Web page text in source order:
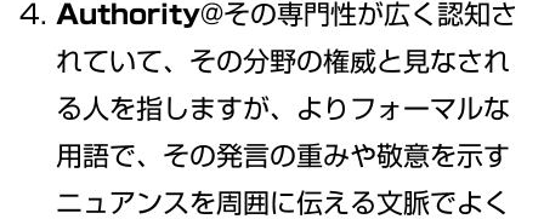
Authority@その専門性が広く認知さ
れていて、その分野の権威と見なされ
る人を指しますが、よりフォーマルな
用語で、その発言の重みや敬意を示す
ニュアンスを周囲に伝える文脈でよく